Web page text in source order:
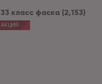
класс фаска (2,153)
АКЦИЯ